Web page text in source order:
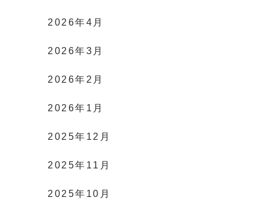
2026年4月
2026年3月
2026年2月
2026年1月
2025年12月
2025年11月
2025年10月